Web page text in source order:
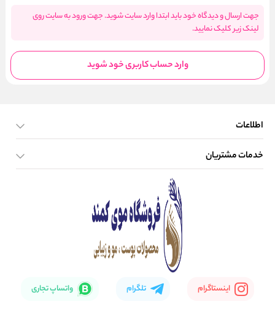
جهت ارسال و دیدگاه خود باید ابتدا وارد سایت شوید. جهت ورود به سایت روی
لینک زیر کلیک نمایید.
وارد حساب کاربری خود شوید
اطلاعات
صفحه اصلی
خدمات مشتریان
اینستاگرام تلگرام واتساپ تجاری